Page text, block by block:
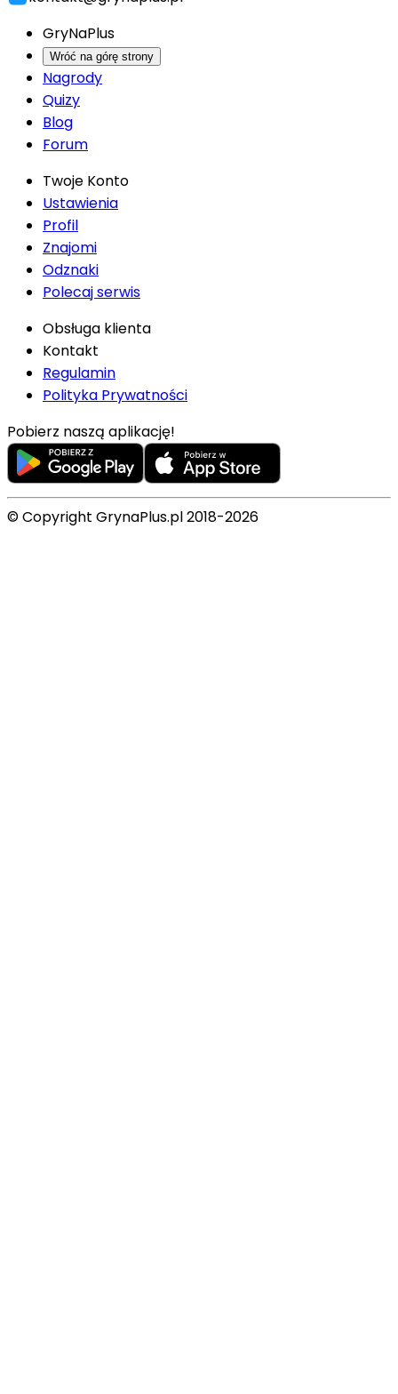
GryNaPlus
Wróć na górę strony
Nagrody
Quizy
Blog
Forum
Twoje Konto
Ustawienia
Profil
Znajomi
Odznaki
Polecaj serwis
Obsługa klienta
Kontakt
Regulamin
Polityka Prywatności
Pobierz naszą aplikację!
© Copyright GrynaPlus.pl 2018-2026